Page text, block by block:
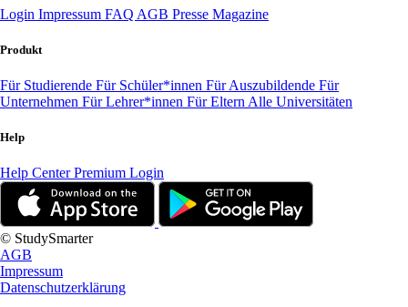
Login Impressum FAQ AGB Presse Magazine
Produkt
Für Studierende Für Schüler*innen Für Auszubildende Für
Unternehmen Für Lehrer*innen Für Eltern Alle Universitäten
Help
Help CenterPremium Login
© StudySmarter
AGB
Impressum
Datenschutzerklärung